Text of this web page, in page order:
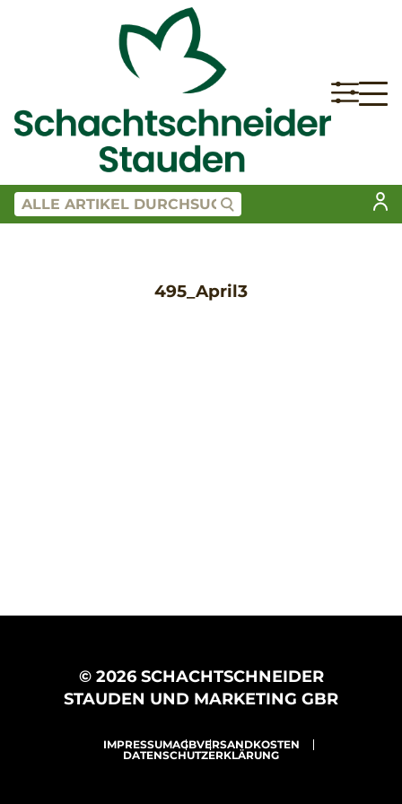
495_April3
© 2026 SCHACHTSCHNEIDER
STAUDEN UND MARKETING GBR
IMPRESSUMAGBVERSANDKOSTEN
DATENSCHUTZERKLÄRUNG